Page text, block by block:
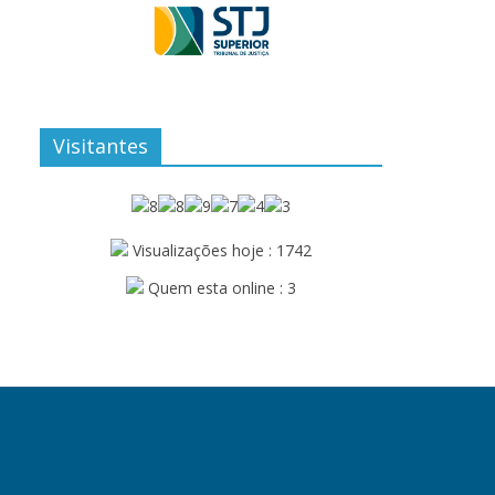
Visitantes
Visualizações hoje : 1742
Quem esta online : 3